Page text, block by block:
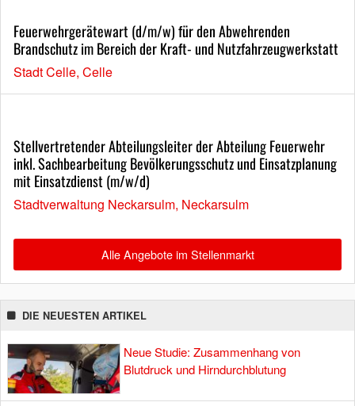
Feuerwehrgerätewart (d/m/w) für den Abwehrenden
Brandschutz im Bereich der Kraft- und Nutzfahrzeugwerkstatt
Stadt Celle, Celle
Stellvertretender Abteilungsleiter der Abteilung Feuerwehr
inkl. Sachbearbeitung Bevölkerungsschutz und Einsatzplanung
mit Einsatzdienst (m/w/d)
Stadtverwaltung Neckarsulm, Neckarsulm
Alle Angebote im Stellenmarkt
DIE NEUESTEN ARTIKEL
Neue Studie: Zusammenhang von
Blutdruck und Hirndurchblutung